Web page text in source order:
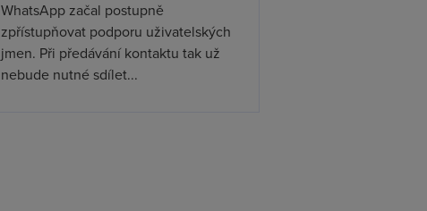
WhatsApp začal postupně
zpřístupňovat podporu uživatelských
jmen. Při předávání kontaktu tak už
nebude nutné sdílet...